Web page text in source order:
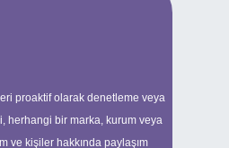
proaktif olarak denetleme veya
herhangi bir marka, kurum veya
ve kişiler hakkında paylaşım